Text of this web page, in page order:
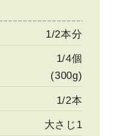
1/2本分
1/4個
(300g)
1/2本
大さじ1